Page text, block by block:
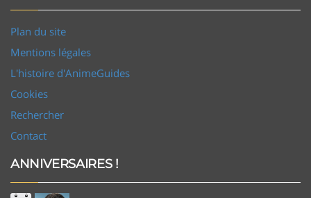
Plan du site
Mentions légales
L'histoire d'AnimeGuides
Cookies
Rechercher
Contact
ANNIVERSAIRES !